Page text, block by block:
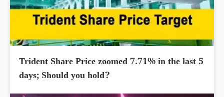
Trident Share Price zoomed 7.71% in the last 5
days; Should you hold?